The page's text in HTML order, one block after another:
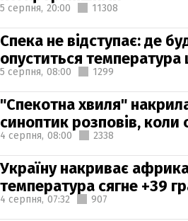
5 серпня, 20:00 11308
Спека не відступає: де
опуститься
5 серпня, 08:00 1299
"Спекотна хвиля"
синоптик розповів, коли
4 серпня, 08:00 2338
Україну накриває
температура сягне +39
4 серпня, 07:32 907